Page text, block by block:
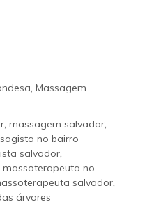
, Massagem
, massagem salvador,
no bairro
salvador,
massoterapeuta no
salvador,
árvores